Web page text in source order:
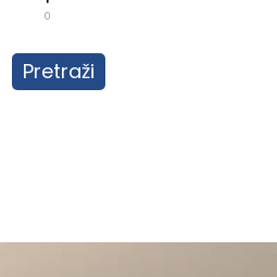
0
Pretraži